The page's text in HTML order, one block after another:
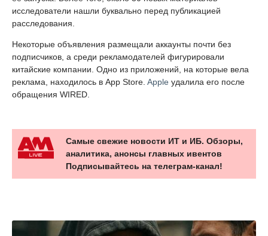
исследователи нашли буквально перед публикацией
расследования.
Некоторые объявления размещали аккаунты почти без
подписчиков, а среди рекламодателей фигурировали
китайские компании. Одно из приложений, на которые вела
реклама, находилось в App Store. Apple удалила его после
обращения WIRED.
Самые свежие новости ИТ и ИБ. Обзоры,
аналитика, анонсы главных ивентов
Подписывайтесь на телеграм-канал!